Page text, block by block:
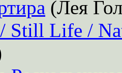
(Лея
Still Life /